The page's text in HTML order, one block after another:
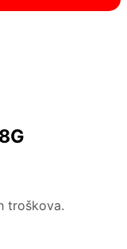
troškova.